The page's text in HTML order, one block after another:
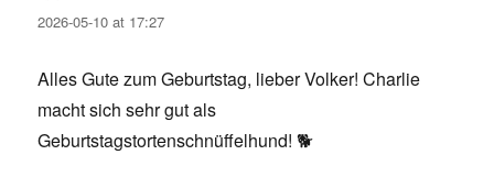
2026-05-10 at 17:27
Alles Gute zum Geburtstag, lieber Volker! Charlie
macht sich sehr gut als
Geburtstagstortenschnüffelhund! 🐕